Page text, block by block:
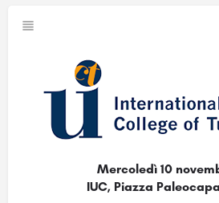
Mercoledì 10
IUC, Piazza